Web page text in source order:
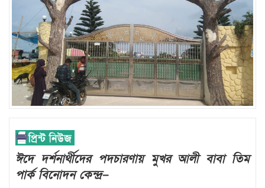
ঈদে দর্শনার্থীদের পদচারণায় মুখর আলী বাবা তিম
পার্ক বিনোদন কেন্দ্র–